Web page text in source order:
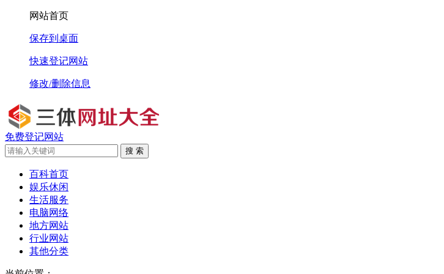
网站首页
保存到桌面
快速登记网站
修改/删除信息
免费登记网站
搜 索
百科首页
娱乐休闲
生活服务
电脑网络
地方网站
行业网站
其他分类